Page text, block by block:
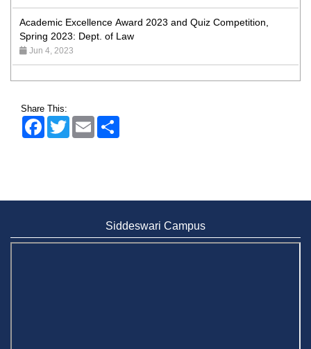
Academic Excellence Award 2023 and Quiz Competition,
Spring 2023: Dept. of Law
Jun 4, 2023
Admission Fair Spring 2026 underway at Stamford University
Admission Fair Summer 2026 underway at Stamford
University Bangladesh
BUBT Vice-Chancellor Pays Courtesy Call on Stamford VC
Share This:
FacebookTwitter Email
Siddeswari Campus